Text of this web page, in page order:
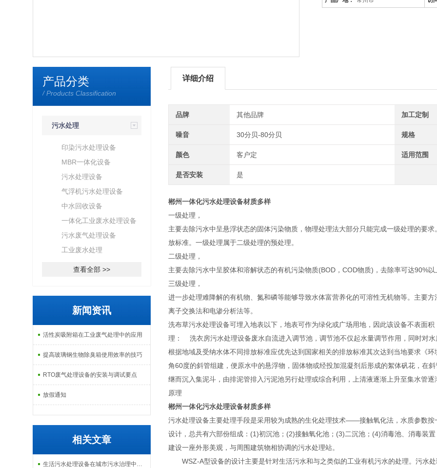
产品分类
/ Products Classification
污水处理
印染污水处理设备
MBR一体化设备
污水处理设备
气浮机污水处理设备
中水回收设备
一体化工业废水处理设备
污水废气处理设备
工业废水处理
查看全部 >>
新闻资讯
活性炭吸附箱在工业废气处理中的应用
提高玻璃钢生物除臭箱使用效率的技巧
RTO废气处理设备的安装与调试要点
放假通知
相关文章
生活污水处理设备在城市污水治理中的应用介绍
详细介绍
品牌 其他品牌 加工定制
噪音 30分贝-80分贝 规格
颜色 客户定 适用范围
是否安装 是
郴州一体化污水处理设备材质多样
一级处理，
主要去除污水中呈悬浮状态的固体污染物质，物理处理法大部分只能完成一级处理的要
放标准。一级处理属于二级处理的预处理。
二级处理，
主要去除污水中呈胶体和溶解状态的有机污染物质(BOD，COD物质)，去除率可达90%以
三级处理，
进一步处理难降解的有机物、氮和磷等能够导致水体富营养化的可溶性无机物等。主要
离子交换法和电渗分析法等。
洗布草污水处理设备可埋入地表以下，地表可作为绿化或广场用地，因此该设备不表面
理： 洗衣房污水处理设备废水自流进入调节池，调节池不仅起水量调节作用，同时对水
根据地域及受纳水体不同排放标准应优先达到国家相关的排放标准其次达到当地要求《
角60度的斜管组建，便原水中的悬浮物，固体物或经投加混凝剂后形成的絮体矾花，在
继而沉入集泥斗，由排泥管排入污泥池另行处理或综合利用，上清液逐渐上升至集水管
原理
郴州一体化污水处理设备材质多样
污水处理设备主要处理手段是采用较为成熟的生化处理技术——接触氧化法，水质参数
设计，总共有六部份组成：(1)初沉池；(2)接触氧化池；(3)二沉池；(4)消毒池、消毒装
建设一座外形美观，与周围建筑物相协调的污水处理站。
WSZ-A型设备的设计主要是针对生活污水和与之类似的工业有机污水的处理。污水